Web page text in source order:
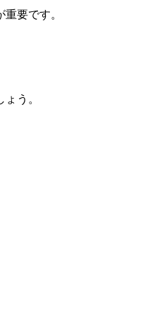
要です。
う。